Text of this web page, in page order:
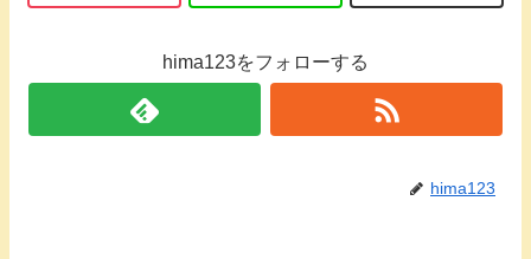
hima123をフォローする
hima123